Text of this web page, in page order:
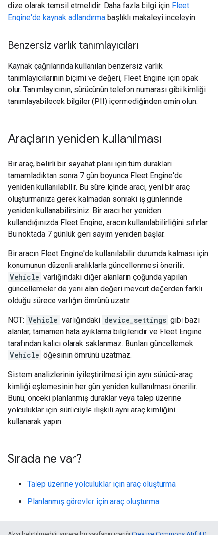
dize olarak temsil etmelidir. Daha fazla bilgi için Fleet
Engine'de kaynak adlandırma başlıklı makaleyi inceleyin.
Benzersiz varlık tanımlayıcıları
Kaynak çağrılarında kullanılan benzersiz varlık
tanımlayıcılarının biçimi ve değeri, Fleet Engine için opak
olur. Tanımlayıcının, sürücünün telefon numarası gibi kimliği
tanımlayabilecek bilgiler (PII) içermediğinden emin olun.
Araçların yeniden kullanılması
Bir araç, belirli bir seyahat planı için tüm durakları
tamamladıktan sonra 7 gün boyunca Fleet Engine'de
yeniden kullanılabilir. Bu süre içinde aracı, yeni bir araç
oluşturmanıza gerek kalmadan sonraki iş günlerinde
yeniden kullanabilirsiniz. Bir aracı her yeniden
kullandığınızda Fleet Engine, aracın kullanılabilirliğini sıfırlar.
Bu noktada 7 günlük geri sayım yeniden başlar.
Bir aracın Fleet Engine'de kullanılabilir durumda kalması için
konumunun düzenli aralıklarla güncellenmesi önerilir.
Vehicle varlığındaki diğer alanların çoğunda yapılan
güncellemeler de yeni alan değeri mevcut değerden farklı
olduğu sürece varlığın ömrünü uzatır.
NOT: Vehicle varlığındaki device_settings gibi bazı
alanlar, tamamen hata ayıklama bilgileridir ve Fleet Engine
tarafından kalıcı olarak saklanmaz. Bunları güncellemek
Vehicle öğesinin ömrünü uzatmaz.
Sistem analizlerinin iyileştirilmesi için aynı sürücü-araç
kimliği eşlemesinin her gün yeniden kullanılması önerilir.
Bunu, önceki planlanmış duraklar veya talep üzerine
yolculuklar için sürücüyle ilişkili aynı araç kimliğini
kullanarak yapın.
Sırada ne var?
Talep üzerine yolculuklar için araç oluşturma
Planlanmış görevler için araç oluşturma